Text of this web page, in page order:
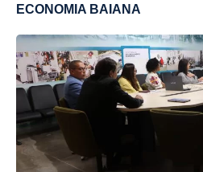
ECONOMIA BAIANA